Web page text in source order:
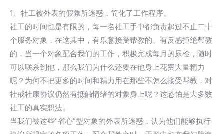
1、社工被外表的假象所迷惑，简化了工作程序。
社工的时间也是有限的，每一名社工手中都负责超过不止二十
个服务对象，在这其中，有乐意接受帮教的、有反感拒绝帮教
的，当一个对象配合我们的工作，积极完成每月的尿检，随时
可以联系到他，那么我们为什么还要在他身上花费大量精力
呢？为何不把更多的时间和精力用在那些不怎么接受帮教，对
社戒社康协议仍然有抵触情绪的对象身上呢？这恐怕是大多数
社工的真实想法。
当我们被这些“省心”型对象的外表所迷惑，认为他们能够执行